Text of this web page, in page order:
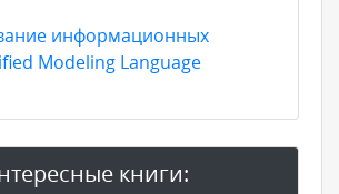
информационных
Modeling Language
книги: